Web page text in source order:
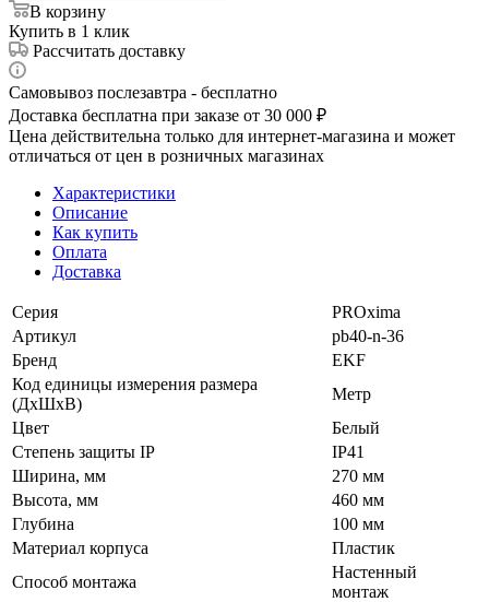
В корзину
Купить в 1 клик
Рассчитать доставку
Самовывоз послезавтра - бесплатно
Доставка бесплатна при заказе от 30 000 ₽
Цена действительна только для интернет-магазина и может
отличаться от цен в розничных магазинах
Характеристики
Описание
Как купить
Оплата
Доставка
Серия
PROxima
Артикул
pb40-n-36
Бренд
EKF
Код единицы измерения размера
(ДхШхВ)
Метр
Цвет
Белый
Степень защиты IP
IP41
Ширина, мм
270 мм
Высота, мм
460 мм
Глубина
100 мм
Материал корпуса
Пластик
Способ монтажа
Настенный
монтаж